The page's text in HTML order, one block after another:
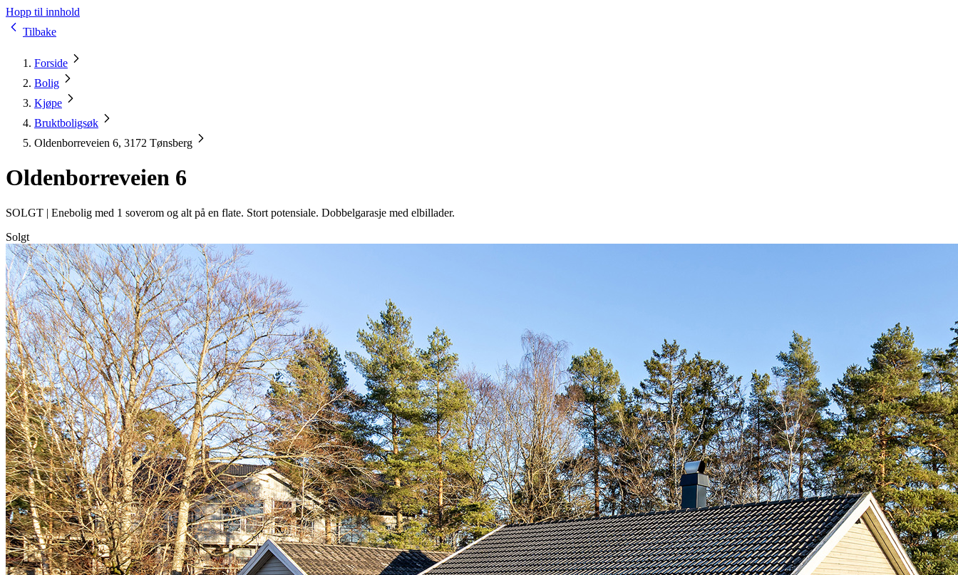
Hopp til innhold
Tilbake
Forside
Bolig
Kjøpe
Bruktboligsøk
Oldenborreveien 6, 3172 Tønsberg
Oldenborreveien 6
SOLGT | Enebolig med 1 soverom og alt på en flate. Stort potensiale. Dobbelgarasje med elbillader.
Solgt